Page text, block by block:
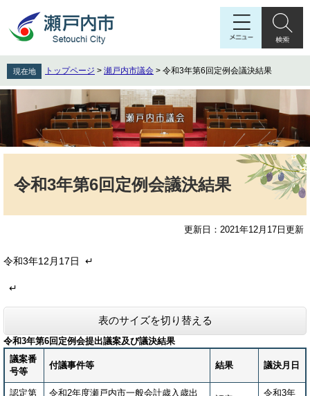
先
頭
で
を
飛
ば
文
現在地 トップページ > 瀬戸内市議会 > 令和3年第6回定例会議決結果
令和3年第6回定例会議決結果
更新日：2021年12月17日更新
令和3年12月17日 ↵
↵
表のサイズを切り替える
令和3年第6回定例会提出議案及び議決結果
議案番
号等
付議事件等 結果 議決月日
認定第
令和2年度瀬戸内市一般会計歳入歳出
令和3年